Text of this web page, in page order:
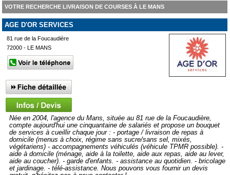
VOTRE RECHERCHE LIVRAISON DE COURSES À LE MANS
AGE D'OR SERVICES
81 rue de la Foucaudière
72000 - LE MANS
Née en 2004, l'agence du Mans, située au 81 rue de la Foucaudière,
compte aujourd'hui une cinquantaine de salariés et propose un bouquet
de services à cueillir chaque jour : - portage / livraison de repas à
domicile (menus à choix, régime sans sucre/sans sel, mixés,
végétariens) - accompagnements véhiculés (véhicule TPMR possible). -
aide à domicile (ménage, aide à la toilette, aide aux repas, aide au lever,
aide au coucher). - garde d'enfants. - assistance au quotidien. - bricolage
et jardinage. - télé-assistance. Nous pouvons vous fournir un devis